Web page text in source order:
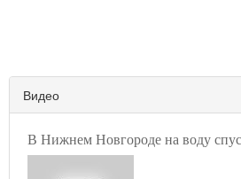
Видео
В Нижнем Новгороде на воду